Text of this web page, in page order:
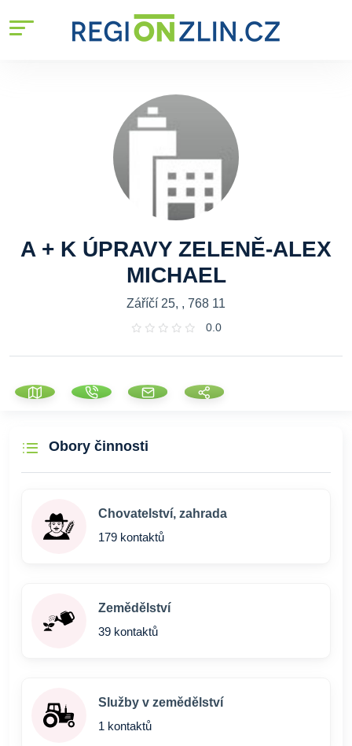
A + K ÚPRAVY ZELENĚ-ALEX
MICHAEL
Záříčí 25, , 768 11
0.0
Obory činnosti
Chovatelství, zahrada
179 kontaktů
Zemědělství
39 kontaktů
Služby v zemědělství
1 kontaktů